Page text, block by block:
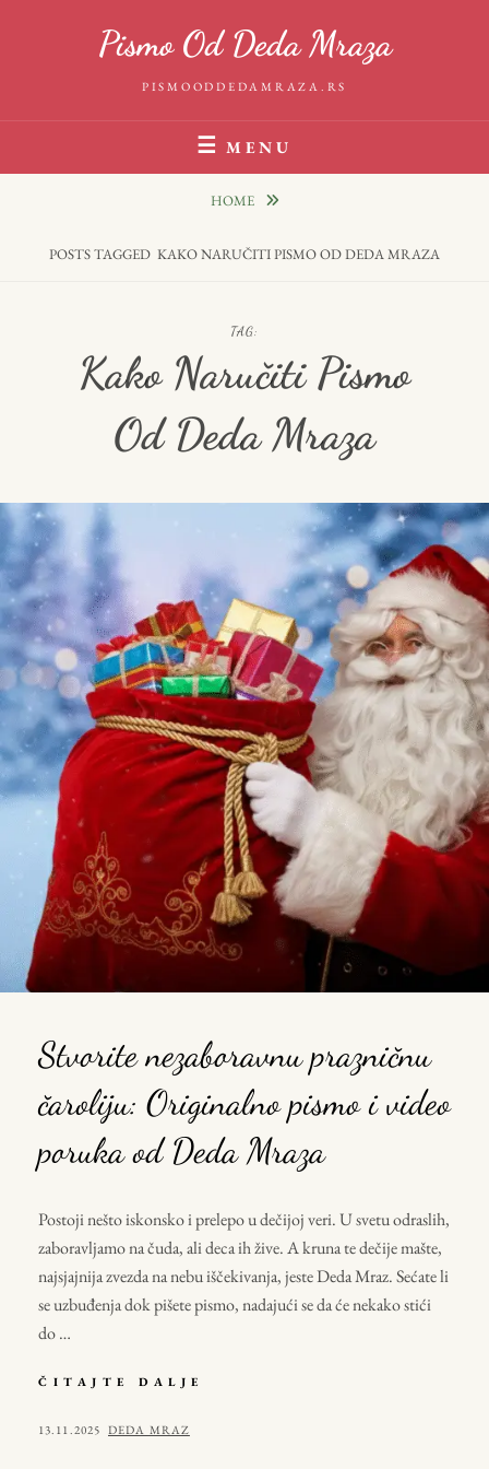
Pismo Od Deda Mraza
PISMOODDEDAMRAZA.RS
MENU
HOME
POSTS TAGGED KAKO NARUČITI PISMO OD DEDA MRAZA
TAG:
Kako Naručiti Pismo
Od Deda Mraza
Stvorite nezaboravnu prazničnu
čaroliju: Originalno pismo i video
poruka od Deda Mraza
Postoji nešto iskonsko i prelepo u dečijoj veri. U svetu odraslih,
zaboravljamo na čuda, ali deca ih žive. A kruna te dečije mašte,
najsjajnija zvezda na nebu iščekivanja, jeste Deda Mraz. Sećate li
se uzbuđenja dok pišete pismo, nadajući se da će nekako stići
do …
ČITAJTE DALJE
POSTED
13.11.2025 BY
DEDA MRAZ